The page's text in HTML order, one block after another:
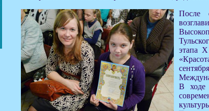
После
этапа
В ходе